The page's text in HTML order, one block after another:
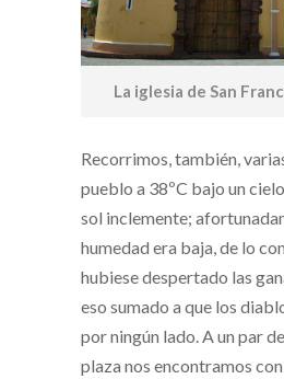
La iglesia de San
Recorrimos, también,
pueblo a 38ºC bajo un
sol inclemente;
humedad era baja, de lo
hubiese despertado las
eso sumado a que los
por ningún lado. A un par
plaza nos encontramos